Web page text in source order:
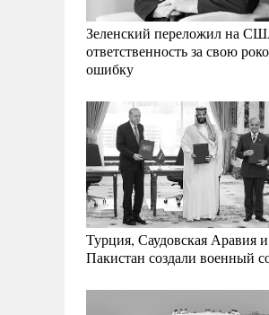
Зеленский переложил на
ответственность за свою
ошибку
Турция, Саудовская Аравия и
Пакистан создали военный